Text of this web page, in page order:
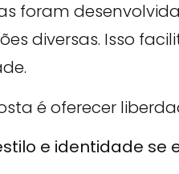
foram
diversas. Isso
é oferecer
e identidade se